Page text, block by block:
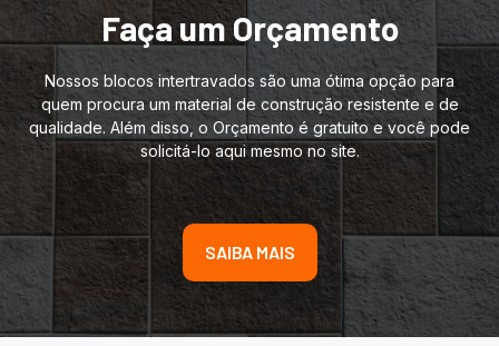
Faça um Orçamento
Nossos blocos intertravados são uma ótima opção para
quem procura um material de construção resistente e de
qualidade. Além disso, o Orçamento é gratuito e você pode
solicitá-lo aqui mesmo no site.
SAIBA MAIS